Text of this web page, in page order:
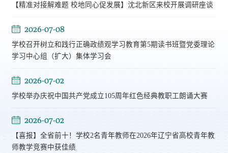
【精准对接解难题 校地同心促发展】沈北新区来校开展调研座谈
2026-07-08
学校召开树立和践行正确政绩观学习教育第5期读书班暨党委理论
学习中心组（扩大）集体学习会
2026-07-02
学校举办庆祝中国共产党成立105周年红色经典教职工朗诵大赛
2026-07-02
【喜报】全省前十！学校2名青年教师在2026年辽宁省高校青年教
师教学竞赛中获佳绩